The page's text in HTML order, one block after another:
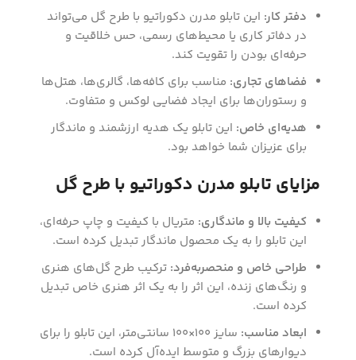
دفتر کار: این تابلو مدرن دکوراتیو با طرح گل می‌تواند
در دفاتر کاری یا محیط‌های رسمی، حس خلاقیت و
حرفه‌ای بودن را تقویت کند.
فضاهای تجاری: مناسب برای کافه‌ها، گالری‌ها، هتل‌ها
و رستوران‌ها برای ایجاد فضایی لوکس و متفاوت.
هدیه‌ای خاص: این تابلو یک هدیه ارزشمند و ماندگار
برای عزیزان شما خواهد بود.
مزایای تابلو مدرن دکوراتیو با طرح گل
کیفیت بالا و ماندگاری: متریال با کیفیت و چاپ حرفه‌ای،
این تابلو را به یک محصول ماندگار تبدیل کرده است.
طراحی خاص و منحصر‌به‌فرد: ترکیب طرح گل‌های هنری
و رنگ‌های زنده، این اثر را به یک اثر هنری خاص تبدیل
کرده است.
ابعاد مناسب:
سایز 100×100 سانتی‌متر، این تابلو را برای
دیوارهای بزرگ و متوسط ایده‌آل کرده است.